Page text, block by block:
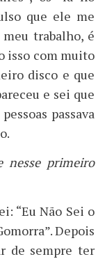
que ele me
trabalho, é
isso com muito
disco e que
e sei que
passava
primeiro
“Eu Não Sei o
Depois
de sempre ter